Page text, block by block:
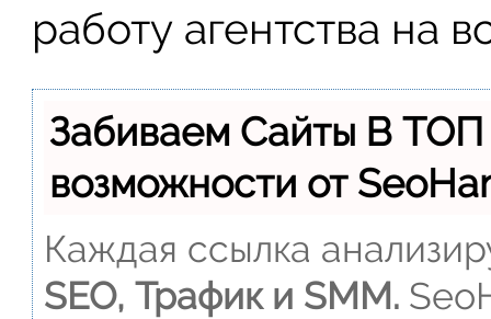
работу агентства на
Забиваем Сайты В
возможности от
Каждая ссылка
SEO, Трафик и SMM.